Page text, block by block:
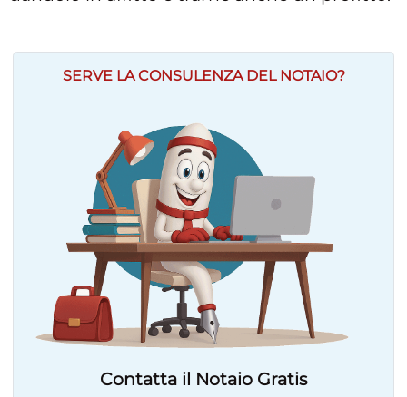
SERVE LA CONSULENZA DEL NOTAIO?
Contatta il Notaio Gratis